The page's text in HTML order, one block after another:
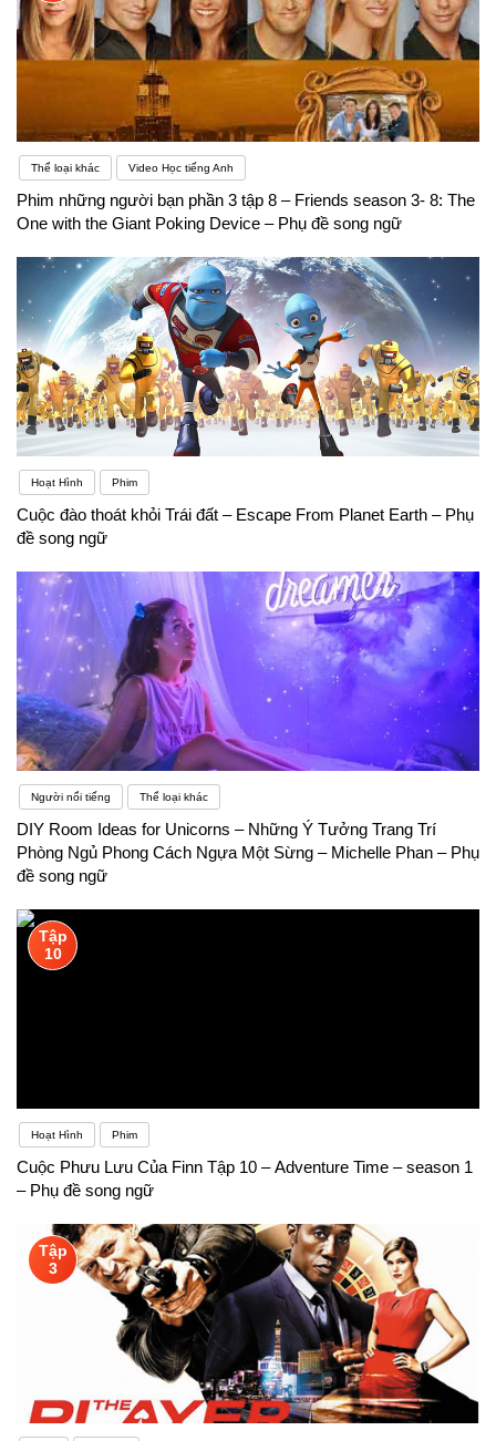
Thể loại khác Video Học tiếng Anh
Phim những người bạn phần 3 tập 8 – Friends season 3- 8: The
One with the Giant Poking Device – Phụ đề song ngữ
Hoạt Hình Phim
Cuộc đào thoát khỏi Trái đất – Escape From Planet Earth – Phụ
đề song ngữ
Người nổi tiếng Thể loại khác
DIY Room Ideas for Unicorns – Những Ý Tưởng Trang Trí
Phòng Ngủ Phong Cách Ngựa Một Sừng – Michelle Phan – Phụ
đề song ngữ
Tập
10
Hoạt Hình Phim
Cuộc Phưu Lưu Của Finn Tập 10 – Adventure Time – season 1
– Phụ đề song ngữ
Tập
3